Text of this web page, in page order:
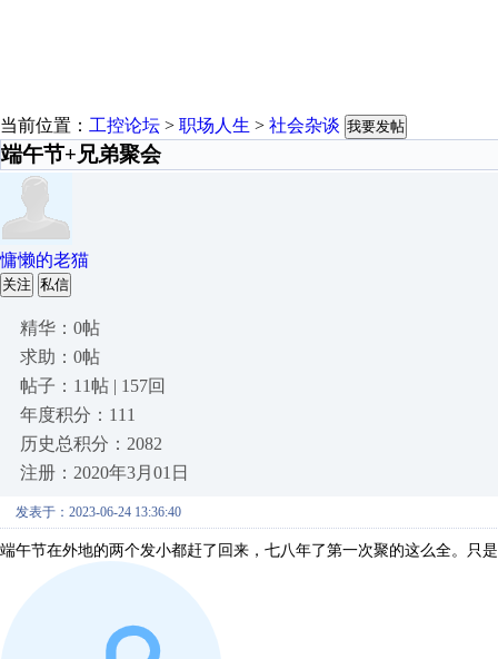
当前位置： 工控论坛 > 职场人生 > 社会杂谈 我要发帖
端午节+兄弟聚会
慵懒的老猫
关注 私信
精华：0帖
求助：0帖
帖子：11帖 | 157回
年度积分：111
历史总积分：2082
注册：2020年3月01日
发表于：2023-06-24 13:36:40
端午节在外地的两个发小都赶了回来，七八年了第一次聚的这么全。只